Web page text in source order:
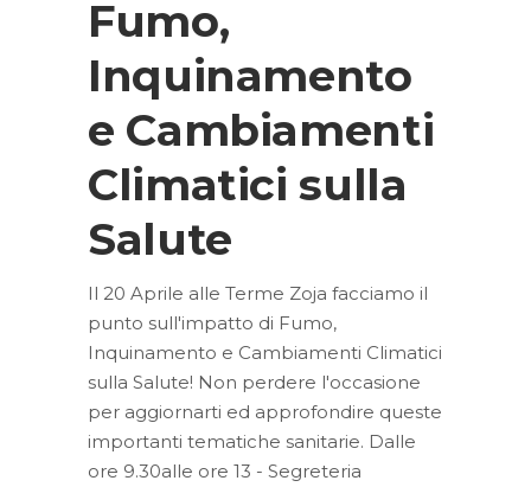
Fumo,
Inquinamento
e Cambiamenti
Climatici sulla
Salute
Il 20 Aprile alle Terme Zoja facciamo il
punto sull'impatto di Fumo,
Inquinamento e Cambiamenti Climatici
sulla Salute! Non perdere l'occasione
per aggiornarti ed approfondire queste
importanti tematiche sanitarie. Dalle
ore 9.30alle ore 13 - Segreteria